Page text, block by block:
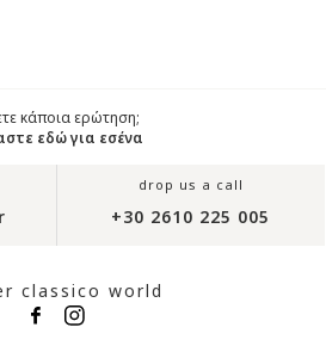
κάποια ερώτηση;
εδώ για εσένα
drop us a call
+30 2610 225 005
classico world